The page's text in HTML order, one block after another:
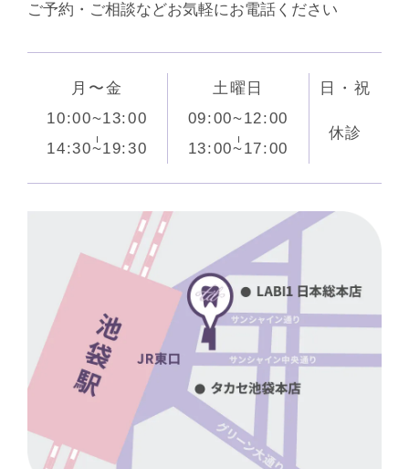
ご予約・ご相談などお気軽にお電話ください
月〜金 土曜日
日・祝
10:00~13:00
09:00~12:00
休診
14:30~19:30
13:00~17:00